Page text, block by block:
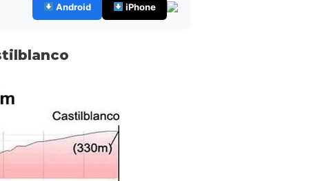
Android iPhone